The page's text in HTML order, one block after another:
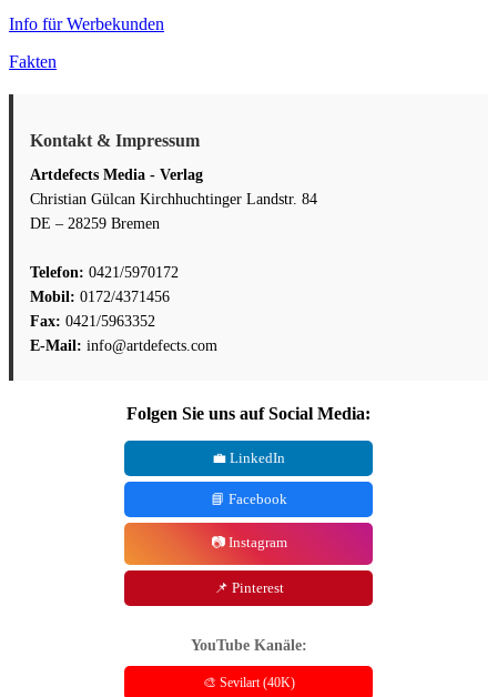
Info für Werbekunden
Fakten
Kontakt & Impressum
Artdefects Media - Verlag
Christian Gülcan Kirchhuchtinger Landstr. 84
DE – 28259 Bremen
Telefon: 0421/5970172
Mobil: 0172/4371456
Fax: 0421/5963352
E-Mail: info@artdefects.com
Folgen Sie uns auf Social Media:
💼 LinkedIn
📘 Facebook
📷 Instagram
📌 Pinterest
YouTube Kanäle:
🎨 Sevilart (40K)